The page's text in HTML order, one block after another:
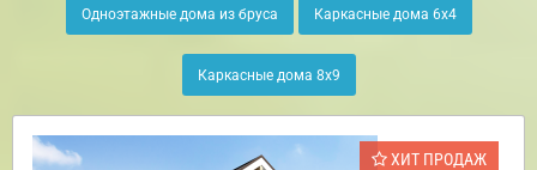
Одноэтажные дома из бруса Каркасные дома 6х4
Каркасные дома 8х9
ХИТ ПРОДАЖ